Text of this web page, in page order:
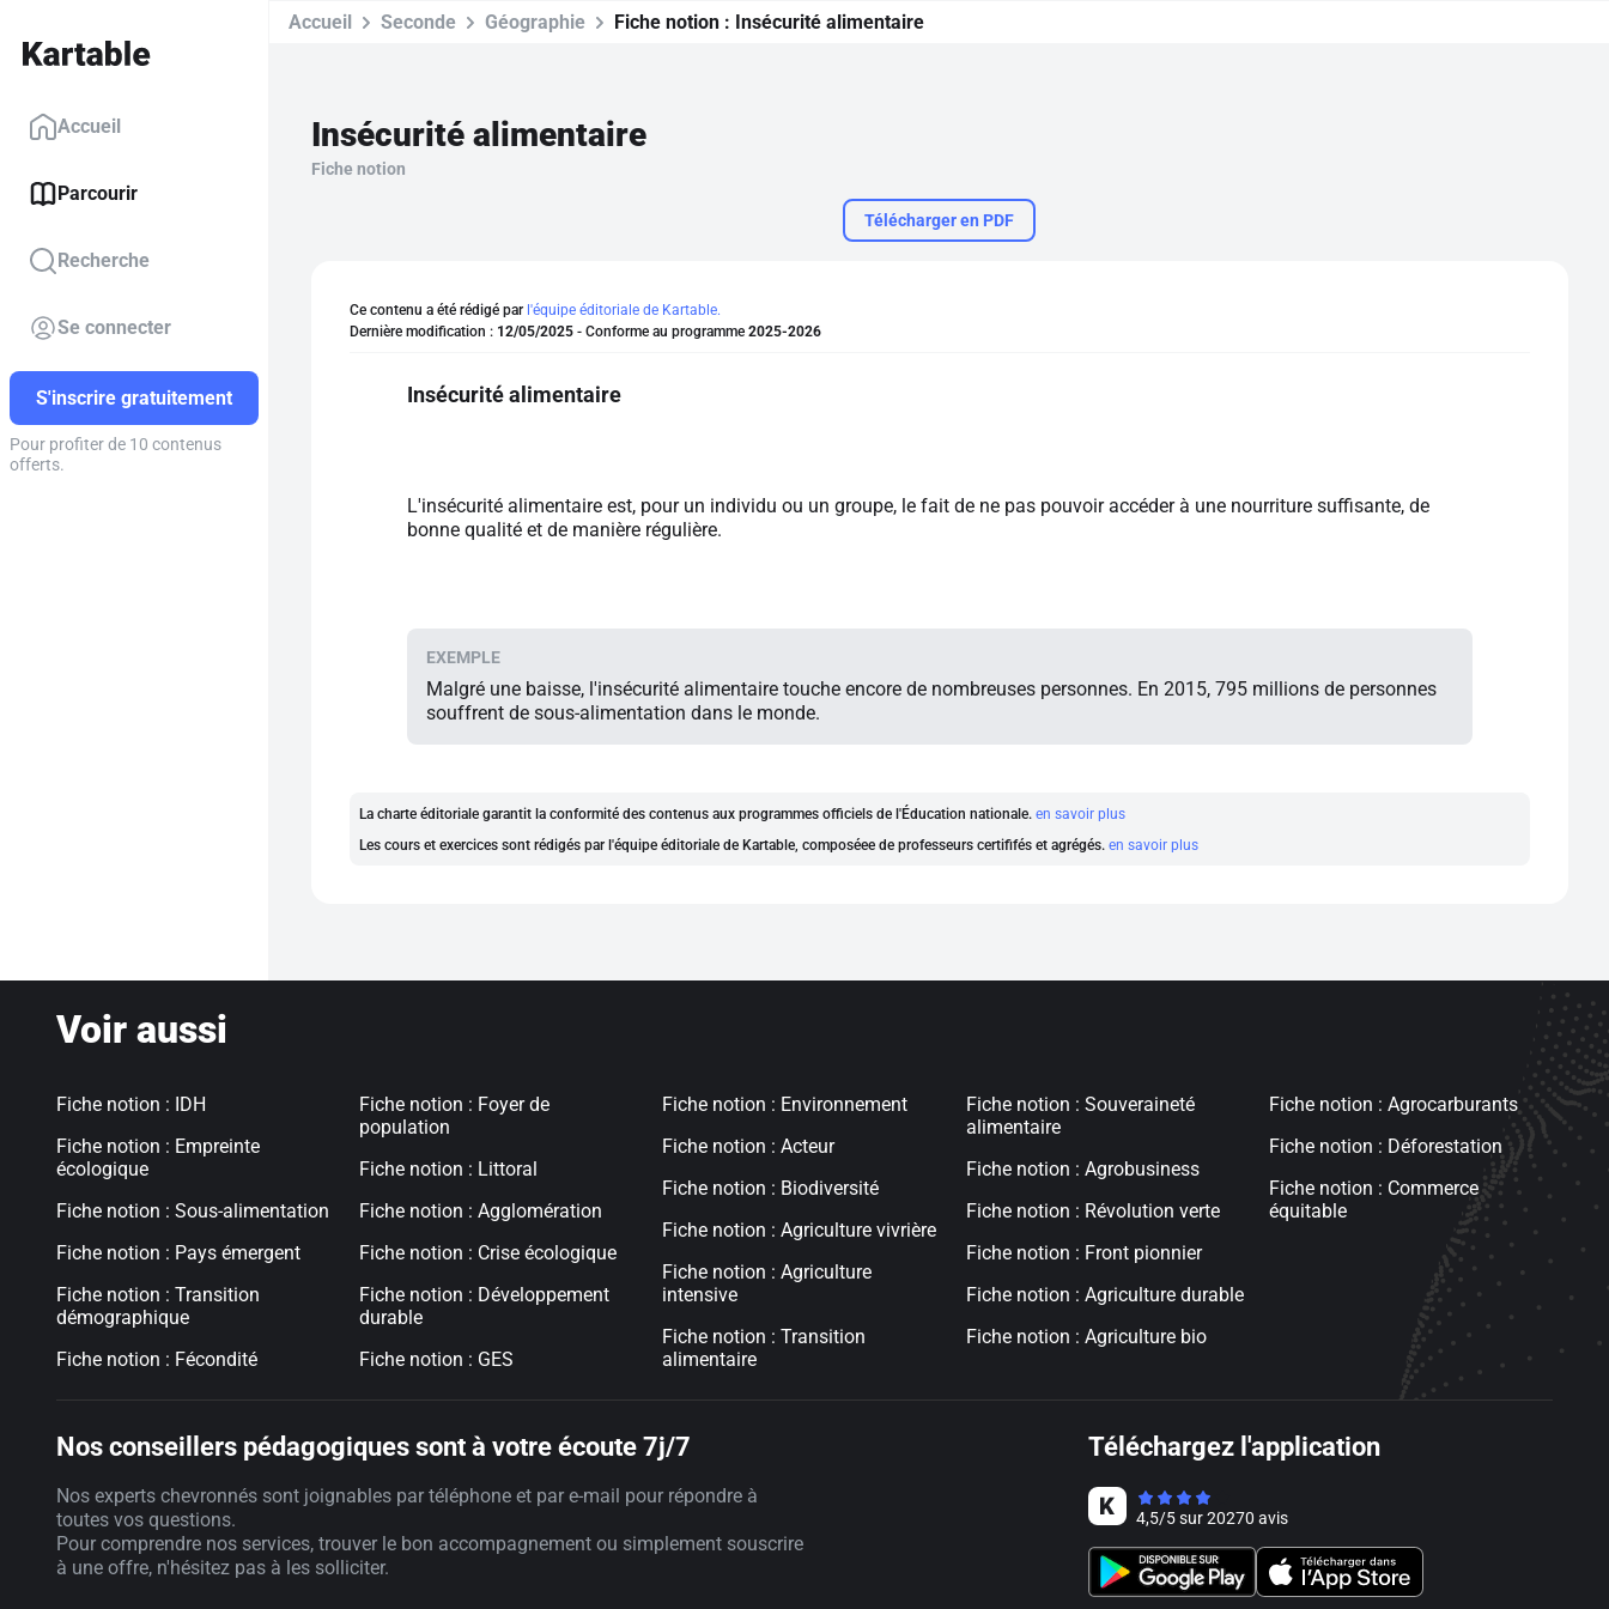
Accueil
Parcourir
Recherche
Se connecter
S'inscrire gratuitement
Pour profiter de 10 contenus
offerts.
Accueil Seconde Géographie Fiche notion : Insécurité alimentaire
Insécurité alimentaire
Fiche notion
Télécharger en PDF
Ce contenu a été rédigé par l'équipe éditoriale de Kartable.
Dernière modification : 12/05/2025- Conforme au programme 2025-2026
Insécurité alimentaire
L'insécurité alimentaire est, pour un individu ou un groupe, le fait de ne pas pouvoir accéder à une nourriture suffisante, de
bonne qualité et de manière régulière.
Malgré une baisse, l'insécurité alimentaire touche encore de nombreuses personnes. En 2015, 795 millions de personnes
souffrent de sous-alimentation dans le monde.
La charte éditoriale garantit la conformité des contenus aux programmes officiels de l'Éducation nationale. en savoir plus
Les cours et exercices sont rédigés par l'équipe éditoriale de Kartable, composéee de professeurs certififés et agrégés. en savoir plus
Voir aussi
Fiche notion : IDH
Fiche notion : Empreinte
écologique
Fiche notion : Sous-alimentation
Fiche notion : Pays émergent
Fiche notion : Transition
démographique
Fiche notion : Fécondité
Fiche notion : Foyer de
population
Fiche notion : Littoral
Fiche notion : Agglomération
Fiche notion : Crise écologique
Fiche notion : Développement
durable
Fiche notion : GES
Fiche notion : Environnement
Fiche notion : Acteur
Fiche notion : Biodiversité
Fiche notion : Agriculture vivrière
Fiche notion : Agriculture
intensive
Fiche notion : Transition
alimentaire
Fiche notion : Souveraineté
alimentaire
Fiche notion : Agrobusiness
Fiche notion : Révolution verte
Fiche notion : Front pionnier
Fiche notion : Agriculture durable
Fiche notion : Agriculture bio
Fiche notion : Agrocarburants
Fiche notion : Déforestation
Fiche notion : Commerce
équitable
Nos conseillers pédagogiques sont à votre écoute 7j/7
Nos experts chevronnés sont joignables par téléphone et par e-mail pour répondre à
toutes vos questions.
Pour comprendre nos services, trouver le bon accompagnement ou simplement souscrire
à une offre, n'hésitez pas à les solliciter.
Téléchargez l'application
4,5/5sur20270 avis